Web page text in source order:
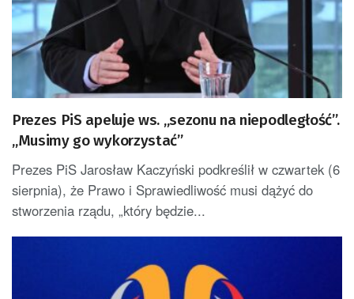
Prezes PiS apeluje ws. „sezonu na niepodległość”.
„Musimy go wykorzystać”
Prezes PiS Jarosław Kaczyński podkreślił w czwartek (6
sierpnia), że Prawo i Sprawiedliwość musi dążyć do
stworzenia rządu, „który będzie...